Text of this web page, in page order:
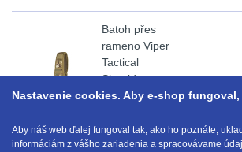
Prilby4
Šiltovky29
Taktické opasky45
Chrániče10
Batoh přes
rameno Viper
Tactical
Shoulder
Pack / 10L /
VCAM
NA SKLADE
33.40 s
Nastavenie cookies. Aby e-shop
Aby náš web ďalej fungoval tak, ako ho poznáte,
informáciám z vášho zariadenia a spracovávame